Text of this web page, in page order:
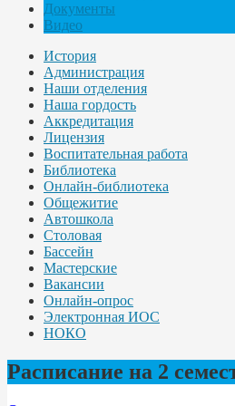
Документы
Видео
История
Администрация
Наши отделения
Наша гордость
Аккредитация
Лицензия
Воспитательная работа
Библиотека
Онлайн-библиотека
Общежитие
Автошкола
Столовая
Бассейн
Мастерские
Вакансии
Онлайн-опрос
Электронная ИОС
НОКО
Расписание на 2